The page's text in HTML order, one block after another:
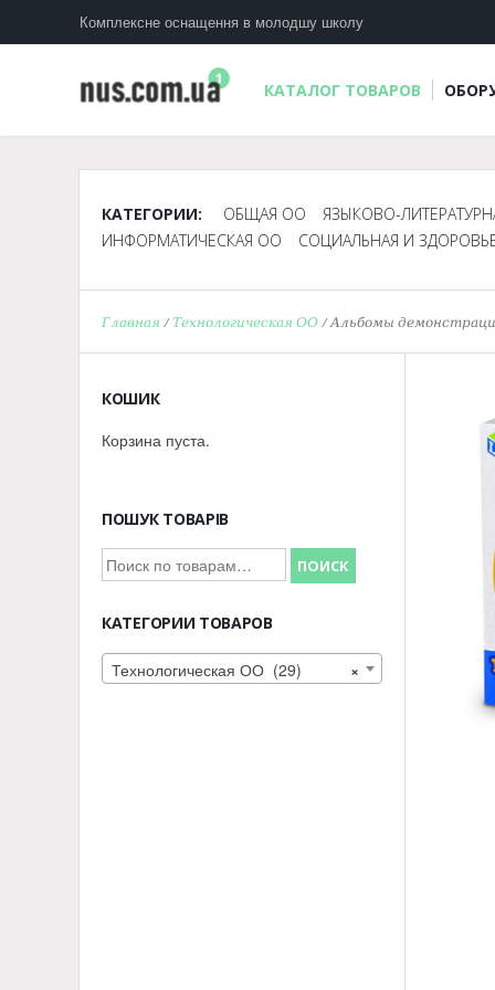
Комплексне оснащення в молодшу школу
КАТАЛОГ ТОВАРОВ
КАТЕГОРИИ: ОБЩАЯ ОО
ЯЗЫКОВО-
ИНФОРМАТИЧЕСКАЯ ОО
СОЦИАЛЬНАЯ И
Главная /Технологическая ОО / Альбомы
КОШИК
Корзина пуста.
ПОШУК ТОВАРІВ
Искать: ПОИСК
КАТЕГОРИИ ТОВАРОВ
×
Технологическая ОО (29)